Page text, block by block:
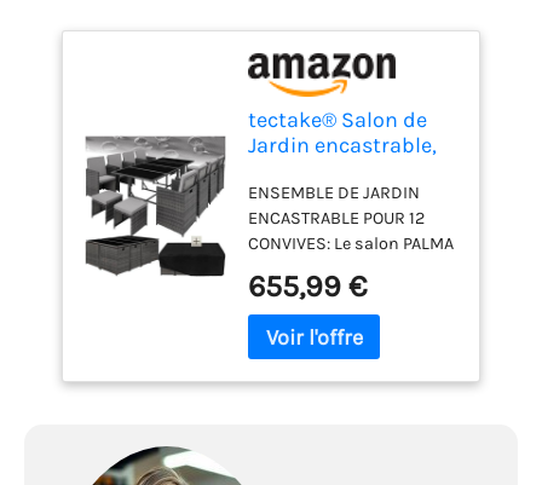
tectake® Salon de
Jardin encastrable,
tressée, Housse
ENSEMBLE DE JARDIN
ENCASTRABLE POUR 12
CONVIVES: Le salon PALMA
places avec 8 chaises, 4
tabourets et une table à
plaques de verre. Parfait
655,99 €